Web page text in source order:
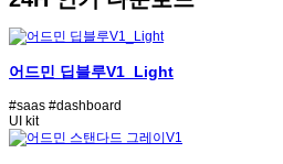
어드민 딥블루V1_Light
#saas #dashboard
UI kit